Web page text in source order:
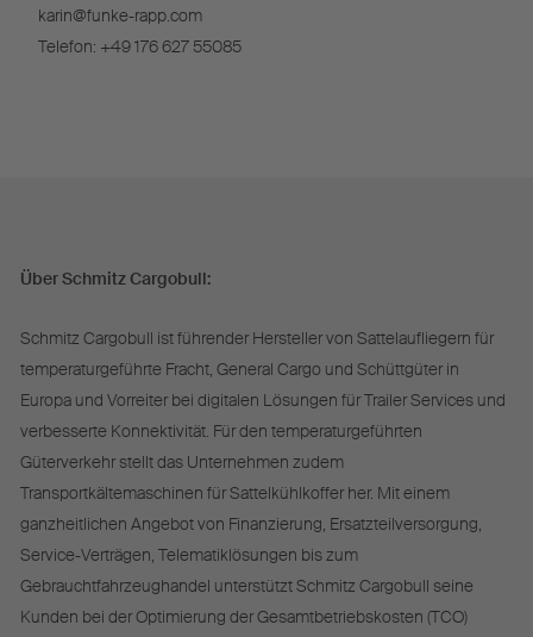
karin@funke-rapp.com
Telefon: +49 176 627 55085
Über Schmitz Cargobull:
Schmitz Cargobull ist führender Hersteller von Sattelaufliegern für
temperaturgeführte Fracht, General Cargo und Schüttgüter in
Europa und Vorreiter bei digitalen Lösungen für Trailer Services und
verbesserte Konnektivität. Für den temperaturgeführten
Güterverkehr stellt das Unternehmen zudem
Transportkältemaschinen für Sattelkühlkoffer her. Mit einem
ganzheitlichen Angebot von Finanzierung, Ersatzteilversorgung,
Service-Verträgen, Telematiklösungen bis zum
Gebrauchtfahrzeughandel unterstützt Schmitz Cargobull seine
Kunden bei der Optimierung der Gesamtbetriebskosten (TCO)